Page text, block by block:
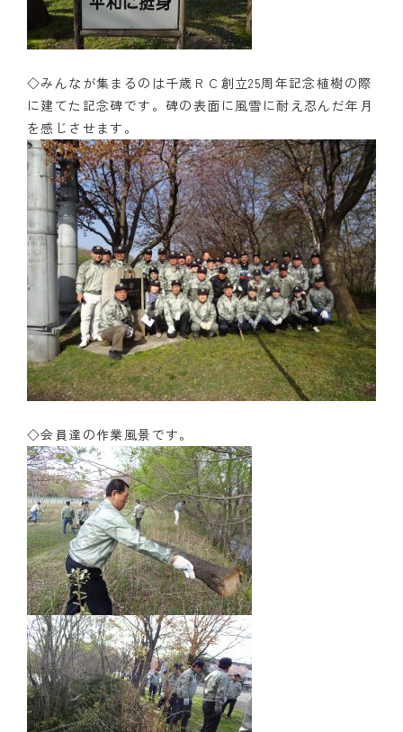
◇みんなが集まるのは千歳ＲＣ創立25周年記念植樹の際
に建てた記念碑です。碑の表面に風雪に耐え忍んだ年月
を感じさせます。
◇会員達の作業風景です。